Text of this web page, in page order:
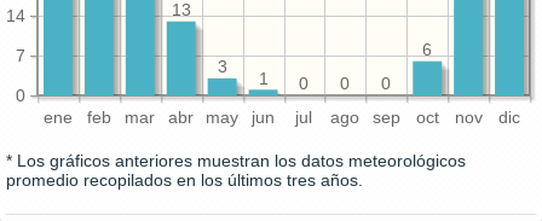
ene feb mar abr may jun jul ago sep oct nov dic
0
7
14
6
0
0
0
1
3
13
* Los gráficos anteriores muestran los datos meteorológicos
promedio recopilados en los últimos tres años.